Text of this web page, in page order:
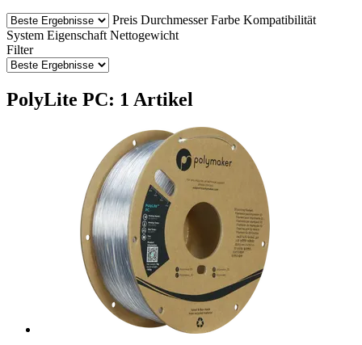
Preis Durchmesser Farbe Kompatibilität
System Eigenschaft Nettogewicht
Filter
PolyLite PC: 1 Artikel